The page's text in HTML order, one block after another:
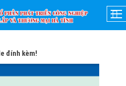
01-03-2021
việc làm ngoài nước
đính kèm!